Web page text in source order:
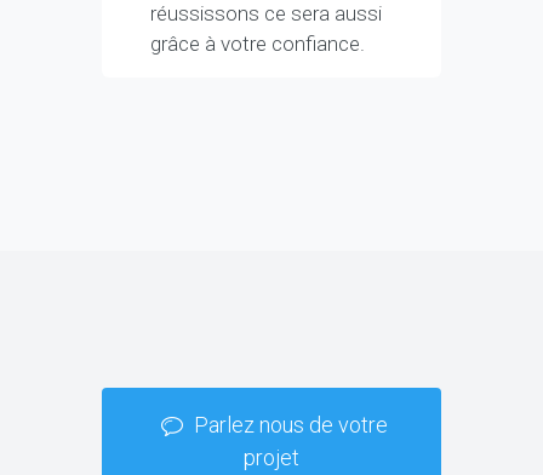
réussissons ce sera aussi
grâce à votre confiance.
Parlez nous de votre
projet